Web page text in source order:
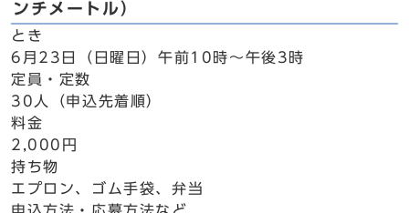
ンチメートル）
とき
6月23日（日曜日）午前10時～午後3時
定員・定数
30人（申込先着順）
料金
2,000円
持ち物
エプロン、ゴム手袋、弁当